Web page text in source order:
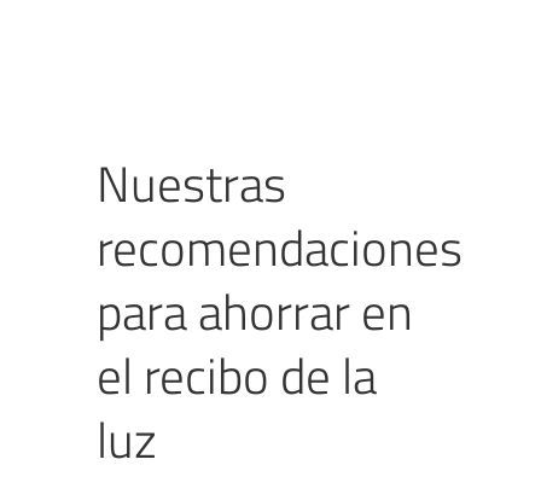
Nuestras
recomendaciones
para ahorrar en
el recibo de la
luz